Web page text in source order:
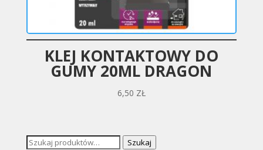
KLEJ KONTAKTOWY DO
GUMY 20ML DRAGON
6,50 ZŁ
Szukaj: Szukaj